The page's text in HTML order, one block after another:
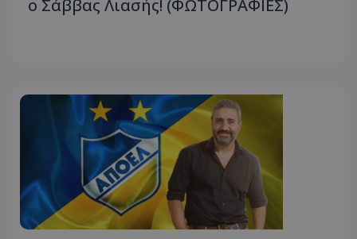
ο Σάββας Λιασής! (ΦΩΤΟΓΡΑΦΙΕΣ)